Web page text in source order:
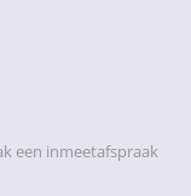
een inmeetafspraak